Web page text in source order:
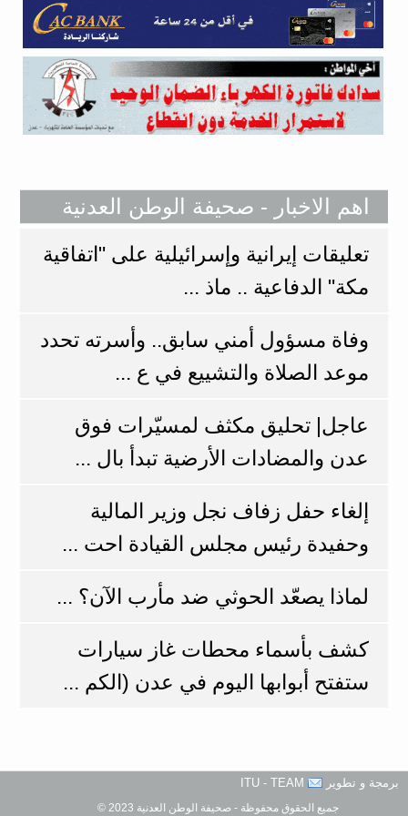
اهم الاخبار - صحيفة الوطن العدنية
تعليقات إيرانية وإسرائيلية على "اتفاقية
مكة" الدفاعية .. ماذ ...
وفاة مسؤول أمني سابق.. وأسرته تحدد
موعد الصلاة والتشييع في ع ...
عاجل| تحليق مكثف لمسيّرات فوق
عدن والمضادات الأرضية تبدأ بال ...
إلغاء حفل زفاف نجل وزير المالية
وحفيدة رئيس مجلس القيادة احت ...
لماذا يصعّد الحوثي ضد مأرب الآن؟ ...
كشف بأسماء محطات غاز سيارات
ستفتح أبوابها اليوم في عدن (الكم ...
برمجة و تطوير ITU - TEAM
جميع الحقوق محفوظة - صحيفة الوطن العدنية 2023 ©